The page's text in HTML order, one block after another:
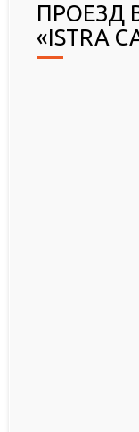
ПРОЕЗД
«ISTRA